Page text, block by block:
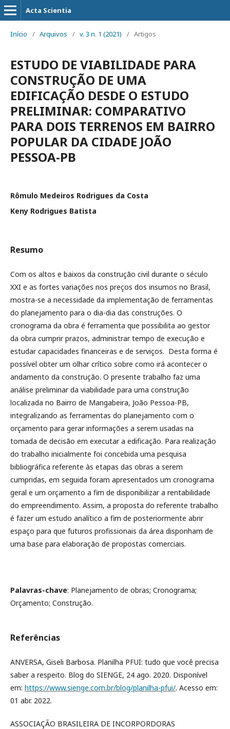
Acta Scientia
Início / Arquivos / v. 3 n. 1 (2021) / Artigos
ESTUDO DE VIABILIDADE PARA
CONSTRUÇÃO DE UMA
EDIFICAÇÃO DESDE O ESTUDO
PRELIMINAR: COMPARATIVO
PARA DOIS TERRENOS EM BAIRRO
POPULAR DA CIDADE JOÃO
PESSOA-PB
Rômulo Medeiros Rodrigues da Costa
Keny Rodrigues Batista
Resumo
Com os altos e baixos da construção civil durante o século
XXI e as fortes variações nos preços dos insumos no Brasil,
mostra-se a necessidade da implementação de ferramentas
do planejamento para o dia-dia das construções. O
cronograma da obra é ferramenta que possibilita ao gestor
da obra cumprir prazos, administrar tempo de execução e
estudar capacidades financeiras e de serviços. Desta forma é
possível obter um olhar crítico sobre como irá acontecer o
andamento da construção. O presente trabalho faz uma
análise preliminar da viabilidade para uma construção
localizada no Bairro de Mangabeira, João Pessoa-PB,
integralizando as ferramentas do planejamento com o
orçamento para gerar informações a serem usadas na
tomada de decisão em executar a edificação. Para realização
do trabalho inicialmente foi concebida uma pesquisa
bibliográfica referente às etapas das obras a serem
cumpridas, em seguida foram apresentados um cronograma
geral e um orçamento a fim de disponibilizar a rentabilidade
do empreendimento. Assim, a proposta do referente trabalho
é fazer um estudo analítico a fim de posteriormente abrir
espaço para que futuros profissionais da área disponham de
uma base para elaboração de propostas comerciais.
Palavras-chave: Planejamento de obras; Cronograma;
Orçamento; Construção.
Referências
ANVERSA, Giseli Barbosa. Planilha PFUI: tudo que você precisa
saber a respeito. Blog do SIENGE, 24 ago. 2020. Disponível
em: https://www.sienge.com.br/blog/planilha-pfui/. Acesso em:
01 abr. 2022.
ASSOCIAÇÃO BRASILEIRA DE INCORPORDORAS